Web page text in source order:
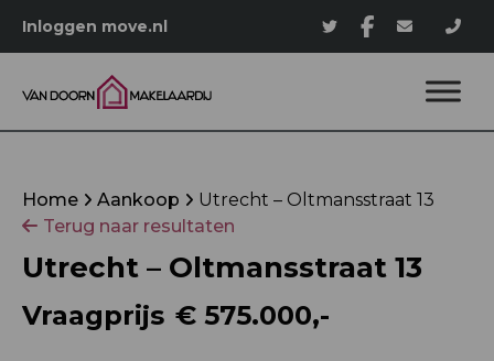
Inloggen move.nl
Home Aankoop
Utrecht – Oltmansstraat 13
Terug naar resultaten
Utrecht – Oltmansstraat 13
Vraagprijs € 575.000,-